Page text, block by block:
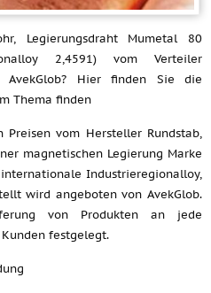
Legierungsdraht Mumetal 80
2,4591) vom Verteiler
Hier finden Sie die
Thema finden
vom Hersteller Rundstab,
magnetischen Legierung Marke
Industrieregionalloy,
wird angeboten von AvekGlob.
von Produkten an jede
festgelegt.